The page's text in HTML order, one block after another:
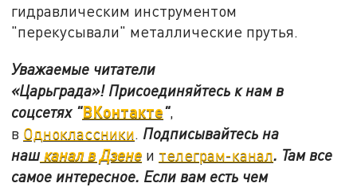
гидравлическим инструментом
"перекусывали" металлические прутья.
Уважаемые читатели
«Царьграда»! Присоединяйтесь к нам в
соцсетях "ВКонтакте",
в Одноклассники Подписывайтесь на
нашканал в Дзене и телеграм-канал. Там все
самое интересное. Если вам есть чем